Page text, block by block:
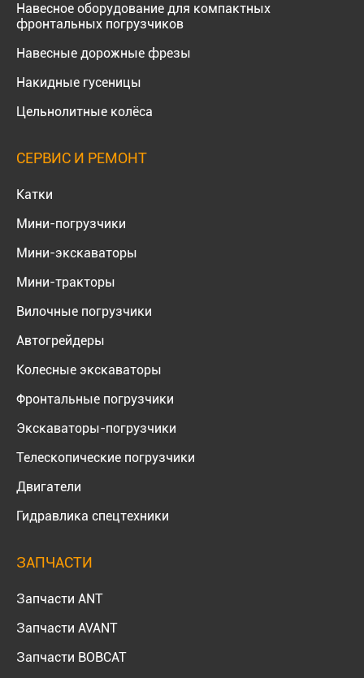
Навесное оборудование для компактных
фронтальных погрузчиков
Навесные дорожные фрезы
Накидные гусеницы
Цельнолитные колёса
СЕРВИС И РЕМОНТ
Катки
Мини-погрузчики
Мини-экскаваторы
Мини-тракторы
Вилочные погрузчики
Автогрейдеры
Колесные экскаваторы
Фронтальные погрузчики
Экскаваторы-погрузчики
Телескопические погрузчики
Двигатели
Гидравлика спецтехники
ЗАПЧАСТИ
Запчасти ANT
Запчасти AVANT
Запчасти BOBCAT